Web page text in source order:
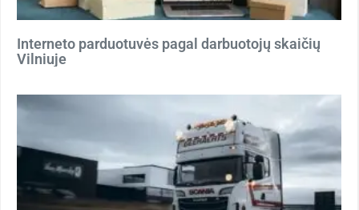
Interneto parduotuvės pagal darbuotojų skaičių
Vilniuje